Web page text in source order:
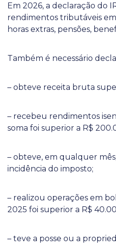
Em 2026, a declaração do
rendimentos tributáveis em
horas extras, pensões,
Também é necessário
– obteve receita bruta
– recebeu rendimentos
soma foi superior a R$
– obteve, em qualquer
incidência do imposto;
– realizou operações em
2025 foi superior a R$
– teve a posse ou a